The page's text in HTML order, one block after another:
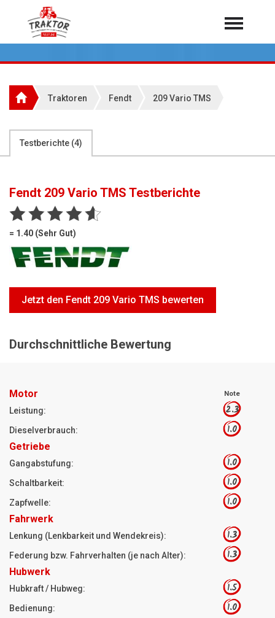
Home
Rundballenpressen
Teleskoplader
Rasentraktoren
Hoflader
Jetzt Bewerten
Über 7.000 Testberichte
Traktoren Fendt 209 Vario TMS
Testberichte (4)
Fendt 209 Vario TMS Testberichte
= 1.40 (Sehr Gut)
Jetzt den Fendt 209 Vario TMS bewerten
Durchschnittliche Bewertung
Motor Note
Leistung: 2.3
Dieselverbrauch: 1.0
Getriebe
Gangabstufung: 1.0
Schaltbarkeit: 1.0
Zapfwelle: 1.0
Fahrwerk
Lenkung (Lenkbarkeit und Wendekreis): 1.3
Federung bzw. Fahrverhalten (je nach Alter): 1.3
Hubwerk
Hubkraft / Hubweg: 1.5
Bedienung: 1.0